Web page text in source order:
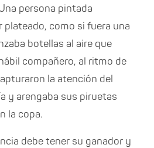
persona pintada
como si fuera una
botellas al aire que
compañero, al ritmo de
la atención del
y arengaba sus piruetas
la copa.
debe tener su ganador y